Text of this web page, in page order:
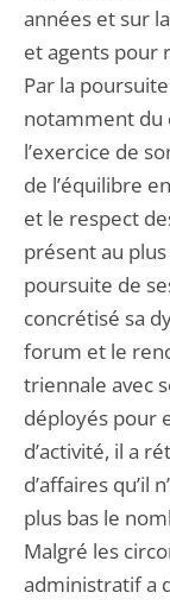
années et sur
et agents pour
Par la
notamment du
l’exercice de
de l’équilibre
et le respect
présent au
poursuite de
concrétisé sa
forum et le
triennale avec
déployés pour
d’activité, il a
d’affaires qu’il
plus bas le
Malgré les
administratif a